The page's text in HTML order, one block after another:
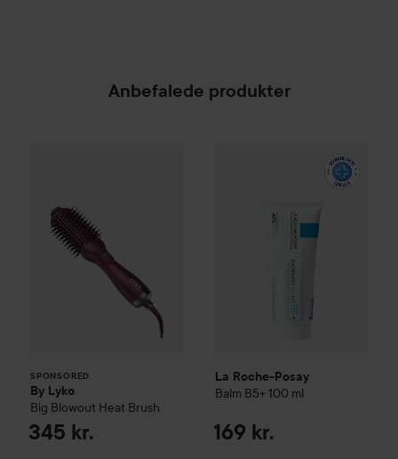
Anbefalede produkter
SPONSORED
By Lyko
Big Blowout Heat Brush
345 kr.
La Roche-Posay
Balm B5+ 100 ml
169 kr.